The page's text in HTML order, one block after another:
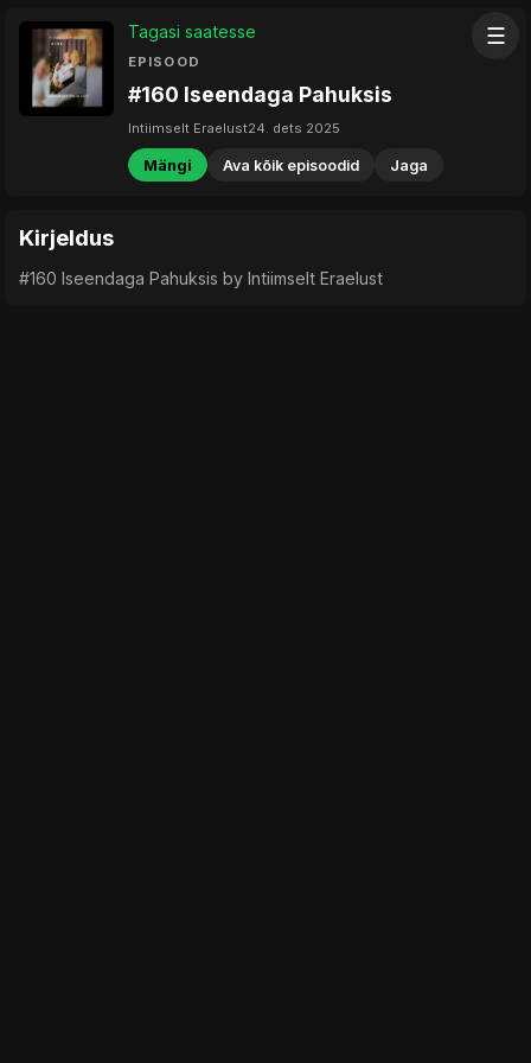
☰
Tagasi saatesse
EPISOOD
#160 Iseendaga Pahuksis
Intiimselt Eraelust24. dets 2025
Mängi Ava kõik episoodid Jaga
Kirjeldus
#160 Iseendaga Pahuksis by Intiimselt Eraelust